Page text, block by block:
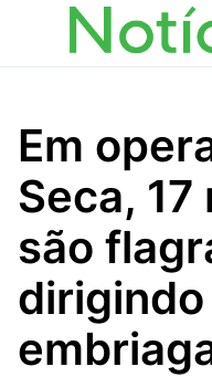
Em
Seca,
são
dirigindo